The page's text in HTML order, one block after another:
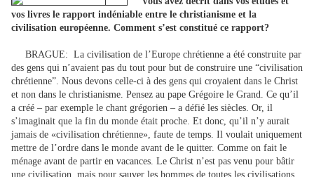
vos livres le rapport indéniable entre le christianisme et la
civilisation européenne. Comment s’est constitué ce rapport?
BRAGUE: La civilisation de l’Europe chrétienne a été construite par
des gens qui n’avaient pas du tout pour but de construire une “civilisation
chrétienne”. Nous devons celle-ci à des gens qui croyaient dans le Christ
et non dans le christianisme. Pensez au pape Grégoire le Grand. Ce qu’il
a créé – par exemple le chant grégorien – a défié les siècles. Or, il
s’imaginait que la fin du monde était proche. Et donc, qu’il n’y aurait
jamais de «civilisation chrétienne», faute de temps. Il voulait uniquement
mettre de l’ordre dans le monde avant de le quitter. Comme on fait le
ménage avant de partir en vacances. Le Christ n’est pas venu pour bâtir
une civilisation, mais pour sauver les hommes de toutes les civilisations.